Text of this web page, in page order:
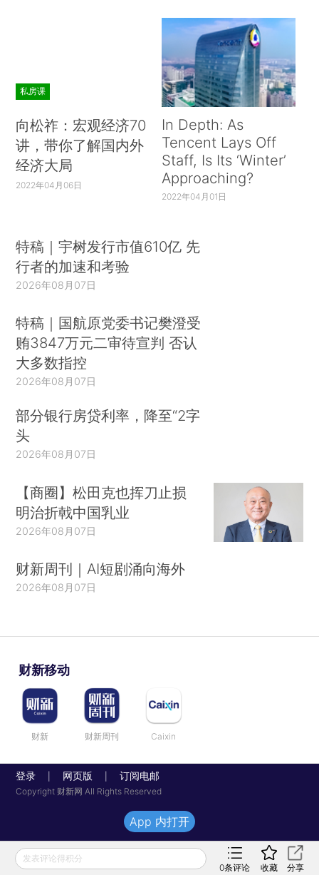
私房课
向松祚：宏观经济70
讲，带你了解国内外
经济大局
2022年04月06日
In Depth: As
Tencent Lays Off
Staff, Is Its ‘Winter’
Approaching?
2022年04月01日
特稿｜宇树发行市值610亿 先
行者的加速和考验
2026年08月07日
特稿｜国航原党委书记樊澄受
贿3847万元二审待宣判 否认
大多数指控
2026年08月07日
部分银行房贷利率，降至“2字
头
2026年08月07日
【商圈】松田克也挥刀止损
明治折戟中国乳业
2026年08月07日
财新周刊｜AI短剧涌向海外
2026年08月07日
财新移动
财新 财新周刊 Caixin
登录 网页版 订阅电邮
Copyright 财新网 All Rights Reserved
发表评论得积分
0条评论 收藏 分享
App 内打开